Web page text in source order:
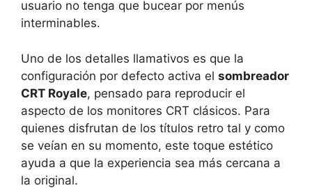
usuario no tenga que bucear por menús
interminables.
Uno de los detalles llamativos es que la
configuración por defecto activa el sombreador
CRT Royale, pensado para reproducir el
aspecto de los monitores CRT clásicos. Para
quienes disfrutan de los títulos retro tal y como
se veían en su momento, este toque estético
ayuda a que la experiencia sea más cercana a
la original.